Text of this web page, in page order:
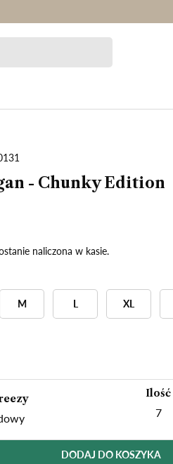
- Chunky Edition
naliczona w kasie.
M L XL
Ilość
7
DODAJ DO KOSZYKA